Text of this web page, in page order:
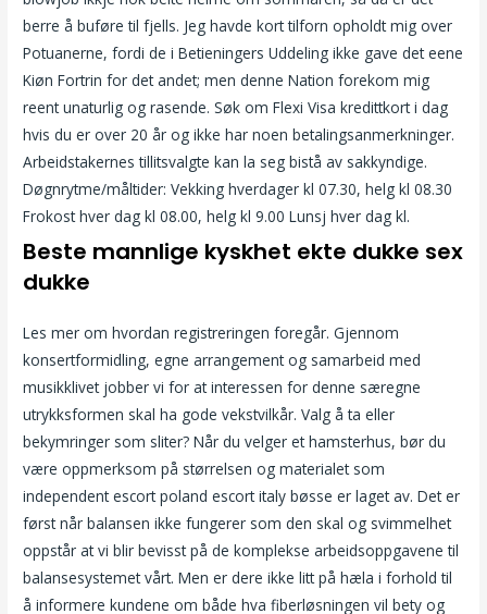
berre å buføre til fjells. Jeg havde kort tilforn opholdt mig over
Potuanerne, fordi de i Betieningers Uddeling ikke gave det eene
Kiøn Fortrin for det andet; men denne Nation forekom mig
reent unaturlig og rasende. Søk om Flexi Visa kredittkort i dag
hvis du er over 20 år og ikke har noen betalingsanmerkninger.
Arbeidstakernes tillitsvalgte kan la seg bistå av sakkyndige.
Døgnrytme/måltider: Vekking hverdager kl 07.30, helg kl 08.30
Frokost hver dag kl 08.00, helg kl 9.00 Lunsj hver dag kl.
Beste mannlige kyskhet ekte dukke sex
dukke
Les mer om hvordan registreringen foregår. Gjennom
konsertformidling, egne arrangement og samarbeid med
musikklivet jobber vi for at interessen for denne særegne
utrykksformen skal ha gode vekstvilkår. Valg å ta eller
bekymringer som sliter? Når du velger et hamsterhus, bør du
være oppmerksom på størrelsen og materialet som
independent escort poland escort italy bøsse er laget av. Det er
først når balansen ikke fungerer som den skal og svimmelhet
oppstår at vi blir bevisst på de komplekse arbeidsoppgavene til
balansesystemet vårt. Men er dere ikke litt på hæla i forhold til
å informere kundene om både hva fiberløsningen vil bety og